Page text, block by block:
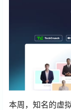
本周，知名的虚